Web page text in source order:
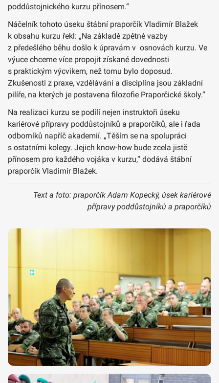
poddůstojnického kurzu přínosem.“
Náčelník tohoto úseku štábní praporčík Vladimír Blažek
k obsahu kurzu řekl: „Na základě zpětné vazby
z předešlého běhu došlo k úpravám v osnovách kurzu. Ve
výuce chceme více propojit získané dovednosti
s praktickým výcvikem, než tomu bylo doposud.
Zkušenosti z praxe, vzdělávání a disciplína jsou základní
pilíře, na kterých je postavena filozofie Praporčické školy.“
Na realizaci kurzu se podílí nejen instruktoři úseku
kariérové přípravy poddůstojníků a praporčíků, ale i řada
odborníků napříč akademií. „Těším se na spolupráci
s ostatními kolegy. Jejich know-how bude zcela jistě
přínosem pro každého vojáka v kurzu,“ dodává štábní
praporčík Vladimír Blažek.
Text a foto: praporčík Adam Kopecký, úsek kariérové
přípravy poddůstojníků a praporčíků